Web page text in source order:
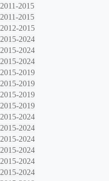
2011-2015
2011-2015
2012-2015
2015-2024
2015-2024
2015-2024
2015-2019
2015-2019
2015-2019
2015-2019
2015-2024
2015-2024
2015-2024
2015-2024
2015-2024
2015-2024